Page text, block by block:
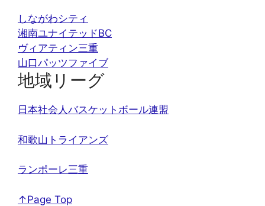
しながわシティ
湘南ユナイテッドBC
ヴィアティン三重
山口パッツファイブ
地域リーグ
日本社会人バスケットボール連盟
和歌山トライアンズ
ランポーレ三重
↑Page Top